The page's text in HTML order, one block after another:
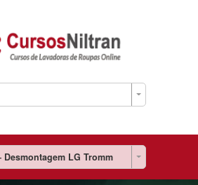
Desmontagem LG Tromm